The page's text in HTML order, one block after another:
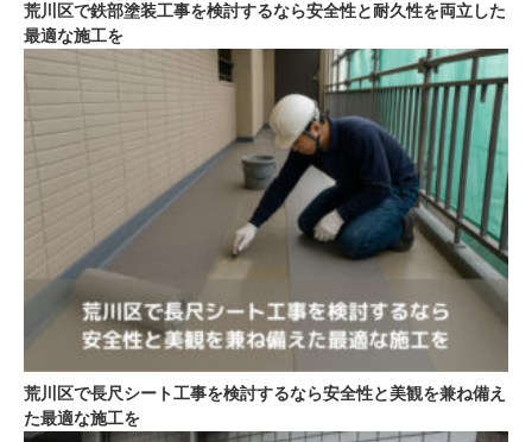
荒川区で鉄部塗装工事を検討するなら安全性と耐久性を両立した
最適な施工を
荒川区で長尺シート工事を検討するなら安全性と美観を兼ね備え
た最適な施工を